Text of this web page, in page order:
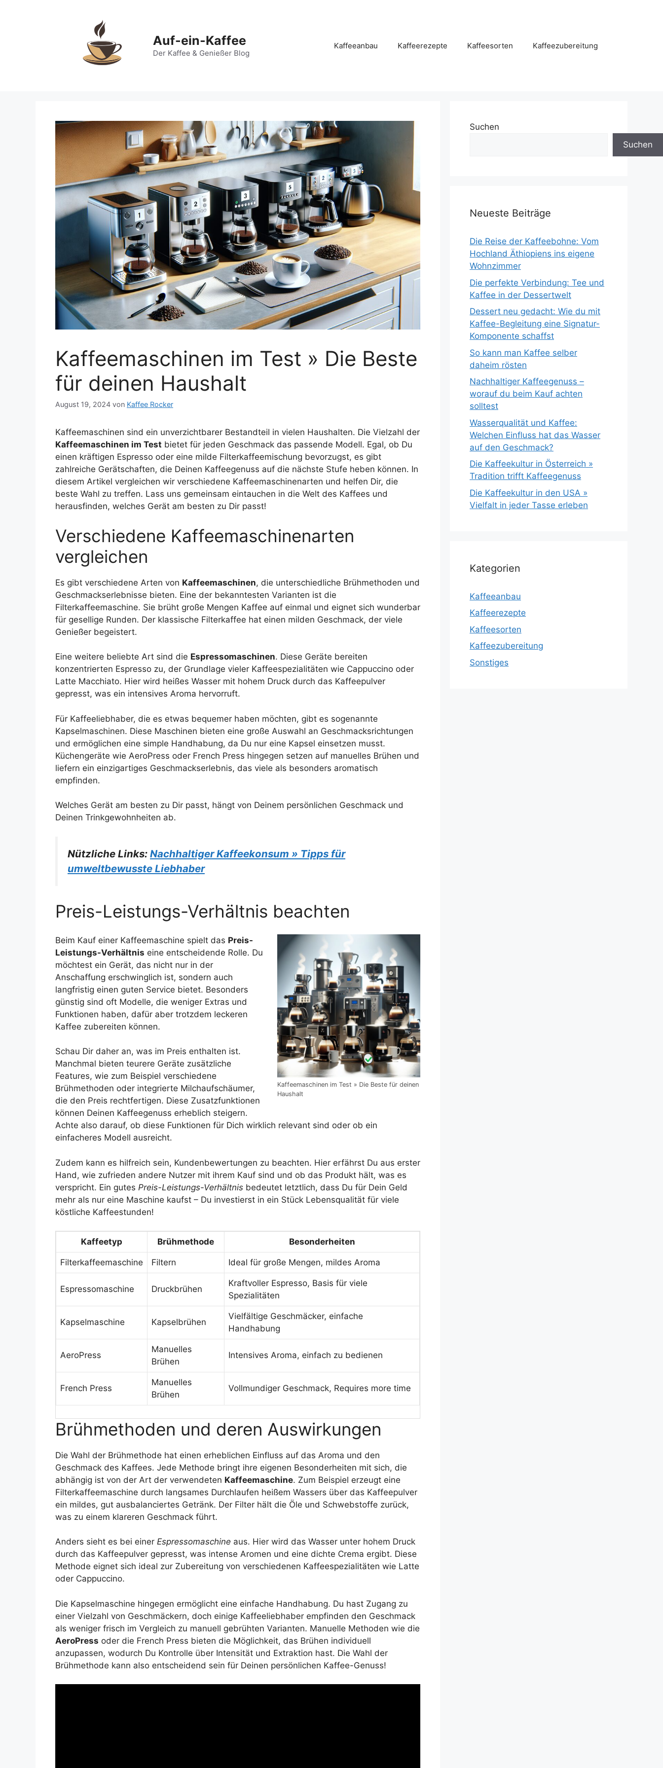
Auf-ein-Kaffee
Der Kaffee & Genießer Blog
Kaffeeanbau Kaffeerezepte Kaffeesorten Kaffeezubereitung
Kaffeemaschinen im Test » Die Beste
für deinen Haushalt
August 19, 2024 von Kaffee Rocker
Kaffeemaschinen sind ein unverzichtbarer Bestandteil in vielen Haushalten. Die Vielzahl der
Kaffeemaschinen im Test bietet für jeden Geschmack das passende Modell. Egal, ob Du
einen kräftigen Espresso oder eine milde Filterkaffeemischung bevorzugst, es gibt
zahlreiche Gerätschaften, die Deinen Kaffeegenuss auf die nächste Stufe heben können. In
diesem Artikel vergleichen wir verschiedene Kaffeemaschinenarten und helfen Dir, die
beste Wahl zu treffen. Lass uns gemeinsam eintauchen in die Welt des Kaffees und
herausfinden, welches Gerät am besten zu Dir passt!
Verschiedene Kaffeemaschinenarten
vergleichen
Es gibt verschiedene Arten von Kaffeemaschinen, die unterschiedliche Brühmethoden und
Geschmackserlebnisse bieten. Eine der bekanntesten Varianten ist die
Filterkaffeemaschine. Sie brüht große Mengen Kaffee auf einmal und eignet sich wunderbar
für gesellige Runden. Der klassische Filterkaffee hat einen milden Geschmack, der viele
Genießer begeistert.
Eine weitere beliebte Art sind die Espressomaschinen. Diese Geräte bereiten
konzentrierten Espresso zu, der Grundlage vieler Kaffeespezialitäten wie Cappuccino oder
Latte Macchiato. Hier wird heißes Wasser mit hohem Druck durch das Kaffeepulver
gepresst, was ein intensives Aroma hervorruft.
Für Kaffeeliebhaber, die es etwas bequemer haben möchten, gibt es sogenannte
Kapselmaschinen. Diese Maschinen bieten eine große Auswahl an Geschmacksrichtungen
und ermöglichen eine simple Handhabung, da Du nur eine Kapsel einsetzen musst.
Küchengeräte wie AeroPress oder French Press hingegen setzen auf manuelles Brühen und
liefern ein einzigartiges Geschmackserlebnis, das viele als besonders aromatisch
empfinden.
Welches Gerät am besten zu Dir passt, hängt von Deinem persönlichen Geschmack und
Deinen Trinkgewohnheiten ab.
Nützliche Links: Nachhaltiger Kaffeekonsum » Tipps für
umweltbewusste Liebhaber
Preis-Leistungs-Verhältnis beachten
Kaffeemaschinen im Test » Die Beste für deinen
Haushalt
Beim Kauf einer Kaffeemaschine spielt das Preis-
Leistungs-Verhältnis eine entscheidende Rolle. Du
möchtest ein Gerät, das nicht nur in der
Anschaffung erschwinglich ist, sondern auch
langfristig einen guten Service bietet. Besonders
günstig sind oft Modelle, die weniger Extras und
Funktionen haben, dafür aber trotzdem leckeren
Kaffee zubereiten können.
Schau Dir daher an, was im Preis enthalten ist.
Manchmal bieten teurere Geräte zusätzliche
Features, wie zum Beispiel verschiedene
Brühmethoden oder integrierte Milchaufschäumer,
die den Preis rechtfertigen. Diese Zusatzfunktionen
können Deinen Kaffeegenuss erheblich steigern.
Achte also darauf, ob diese Funktionen für Dich wirklich relevant sind oder ob ein
einfacheres Modell ausreicht.
Zudem kann es hilfreich sein, Kundenbewertungen zu beachten. Hier erfährst Du aus erster
Hand, wie zufrieden andere Nutzer mit ihrem Kauf sind und ob das Produkt hält, was es
verspricht. Ein gutes Preis-Leistungs-Verhältnis bedeutet letztlich, dass Du für Dein Geld
mehr als nur eine Maschine kaufst – Du investierst in ein Stück Lebensqualität für viele
köstliche Kaffeestunden!
Kaffeetyp Brühmethode Besonderheiten
Filterkaffeemaschine Filtern Ideal für große Mengen, mildes Aroma
Espressomaschine Druckbrühen
Kraftvoller Espresso, Basis für viele
Spezialitäten
Kapselmaschine Kapselbrühen
Vielfältige Geschmäcker, einfache
Handhabung
AeroPress
Manuelles
Brühen
Intensives Aroma, einfach zu bedienen
French Press
Manuelles
Brühen
Vollmundiger Geschmack, Requires more time
Brühmethoden und deren Auswirkungen
Die Wahl der Brühmethode hat einen erheblichen Einfluss auf das Aroma und den
Geschmack des Kaffees. Jede Methode bringt ihre eigenen Besonderheiten mit sich, die
abhängig ist von der Art der verwendeten Kaffeemaschine. Zum Beispiel erzeugt eine
Filterkaffeemaschine durch langsames Durchlaufen heißem Wassers über das Kaffeepulver
ein mildes, gut ausbalanciertes Getränk. Der Filter hält die Öle und Schwebstoffe zurück,
was zu einem klareren Geschmack führt.
Anders sieht es bei einer Espressomaschine aus. Hier wird das Wasser unter hohem Druck
durch das Kaffeepulver gepresst, was intense Aromen und eine dichte Crema ergibt. Diese
Methode eignet sich ideal zur Zubereitung von verschiedenen Kaffeespezialitäten wie Latte
oder Cappuccino.
Die Kapselmaschine hingegen ermöglicht eine einfache Handhabung. Du hast Zugang zu
einer Vielzahl von Geschmäckern, doch einige Kaffeeliebhaber empfinden den Geschmack
als weniger frisch im Vergleich zu manuell gebrühten Varianten. Manuelle Methoden wie die
AeroPress oder die French Press bieten die Möglichkeit, das Brühen individuell
anzupassen, wodurch Du Kontrolle über Intensität und Extraktion hast. Die Wahl der
Brühmethode kann also entscheidend sein für Deinen persönlichen Kaffee-Genuss!
Suchen
Suchen
Neueste Beiträge
Die Reise der Kaffeebohne: Vom
Hochland Äthiopiens ins eigene
Wohnzimmer
Die perfekte Verbindung: Tee und
Kaffee in der Dessertwelt
Dessert neu gedacht: Wie du mit
Kaffee-Begleitung eine Signatur-
Komponente schaffst
So kann man Kaffee selber
daheim rösten
Nachhaltiger Kaffeegenuss –
worauf du beim Kauf achten
solltest
Wasserqualität und Kaffee:
Welchen Einfluss hat das Wasser
auf den Geschmack?
Die Kaffeekultur in Österreich »
Tradition trifft Kaffeegenuss
Die Kaffeekultur in den USA »
Vielfalt in jeder Tasse erleben
Kategorien
Kaffeeanbau
Kaffeerezepte
Kaffeesorten
Kaffeezubereitung
Sonstiges